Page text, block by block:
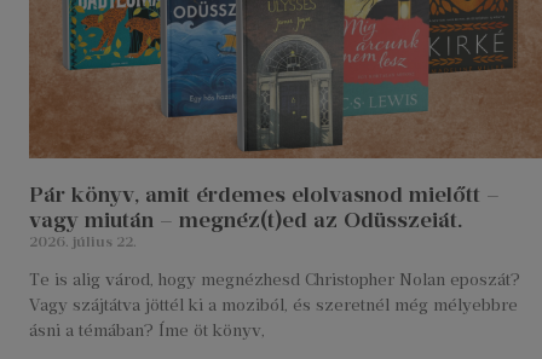
Pár könyv, amit érdemes elolvasnod mielőtt –
vagy miután – megnéz(t)ed az Odüsszeiát.
2026. július 22.
Te is alig várod, hogy megnézhesd Christopher Nolan eposzát?
Vagy szájtátva jöttél ki a moziból, és szeretnél még mélyebbre
ásni a témában? Íme öt könyv,